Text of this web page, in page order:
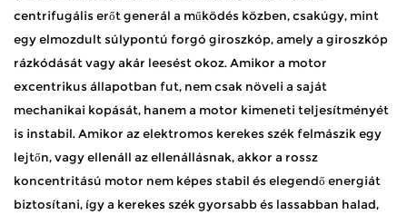
centrifugális erőt generál a működés közben, csakúgy, mint
egy elmozdult súlypontú forgó giroszkóp, amely a giroszkóp
rázkódását vagy akár leesést okoz. Amikor a motor
excentrikus állapotban fut, nem csak növeli a saját
mechanikai kopását, hanem a motor kimeneti teljesítményét
is instabil. Amikor az elektromos kerekes szék felmászik egy
lejtőn, vagy ellenáll az ellenállásnak, akkor a rossz
koncentritású motor nem képes stabil és elegendő energiát
biztosítani, így a kerekes szék gyorsabb és lassabban halad,